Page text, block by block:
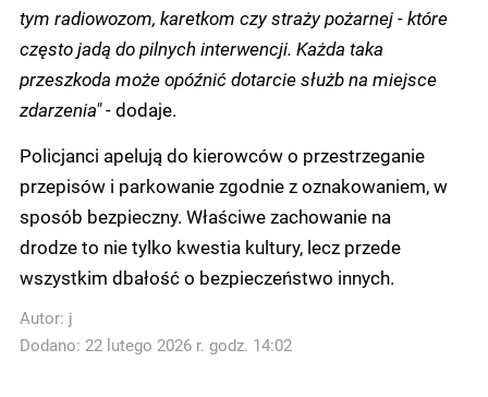
tym radiowozom, karetkom czy straży pożarnej - które
często jadą do pilnych interwencji. Każda taka
przeszkoda może opóźnić dotarcie służb na miejsce
zdarzenia" -dodaje.
Policjanci apelują do kierowców o przestrzeganie
przepisów i parkowanie zgodnie z oznakowaniem, w
sposób bezpieczny. Właściwe zachowanie na
drodze to nie tylko kwestia kultury, lecz przede
wszystkim dbałość o bezpieczeństwo innych.
Autor: j
Dodano: 22 lutego 2026 r. godz. 14:02